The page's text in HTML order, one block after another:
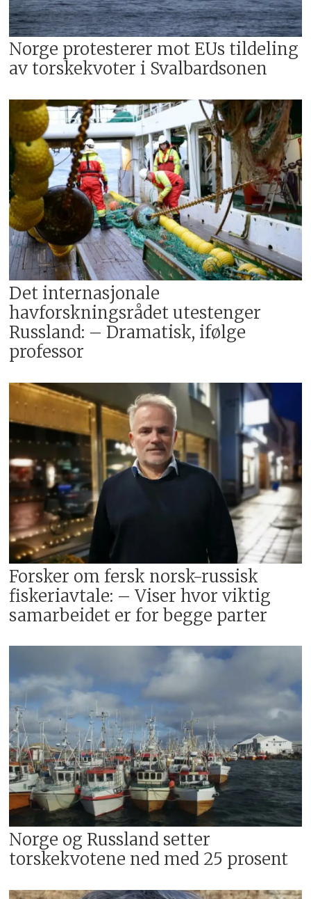
Norge protesterer mot EUs tildeling
av torskekvoter i Svalbardsonen
Det internasjonale
havforskningsrådet utestenger
Russland: – Dramatisk, ifølge
professor
Forsker om fersk norsk-russisk
fiskeriavtale: – Viser hvor viktig
samarbeidet er for begge parter
Norge og Russland setter
torskekvotene ned med 25 prosent